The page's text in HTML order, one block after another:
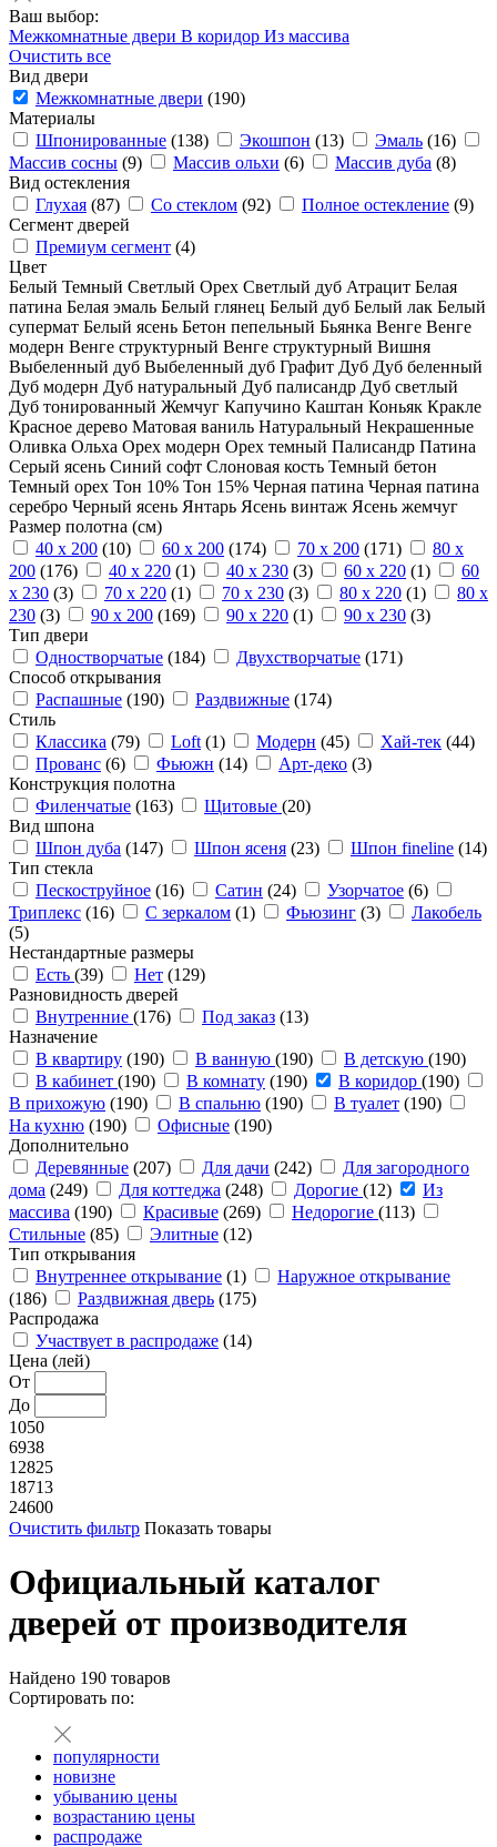
Ваш выбор:
Межкомнатные двери В коридор Из массива
Очистить все
Вид двери
Межкомнатные двери (190)
Материалы
Шпонированные (138) Экошпон (13) Эмаль (16)
Массив сосны (9) Массив ольхи (6) Массив дуба (8)
Вид остекления
Глухая (87) Со стеклом (92) Полное остекление (9)
Сегмент дверей
Премиум сегмент (4)
Цвет
Белый Темный Светлый Орех Светлый дуб Атрацит Белая
патина Белая эмаль Белый глянец Белый дуб Белый лак Белый
супермат Белый ясень Бетон пепельный Бьянка Венге Венге
модерн Венге структурный Венге структурный Вишня
Выбеленный дуб Выбеленный дуб Графит Дуб Дуб беленный
Дуб модерн Дуб натуральный Дуб палисандр Дуб светлый
Дуб тонированный Жемчуг Капучино Каштан Коньяк Кракле
Красное дерево Матовая ваниль Натуральный Некрашенные
Оливка Ольха Орех модерн Орех темный Палисандр Патина
Серый ясень Синий софт Слоновая кость Темный бетон
Темный орех Тон 10% Тон 15% Черная патина Черная патина
серебро Черный ясень Янтарь Ясень винтаж Ясень жемчуг
Размер полотна (см)
40 x 200 (10) 60 x 200 (174) 70 x 200 (171)
80 x
200 (176) 40 x 220 (1) 40 x 230 (3) 60 x 220 (1)
60
x 230 (3) 70 x 220 (1) 70 x 230 (3) 80 x 220 (1)
80 x
230 (3) 90 x 200 (169) 90 x 220 (1) 90 x 230 (3)
Тип двери
Одностворчатые (184) Двухстворчатые (171)
Способ открывания
Распашные (190) Раздвижные (174)
Стиль
Классика (79) Loft (1) Модерн (45) Хай-тек (44)
Прованс (6) Фьюжн (14) Арт-деко (3)
Конструкция полотна
Филенчатые (163) Щитовые (20)
Вид шпона
Шпон дуба (147) Шпон ясеня (23) Шпон fineline (14)
Тип стекла
Пескоструйное (16) Сатин (24) Узорчатое (6)
Триплекс (16) С зеркалом (1) Фьюзинг (3)
Лакобель
(5)
Нестандартные размеры
Есть (39) Нет (129)
Разновидность дверей
Внутренние (176) Под заказ (13)
Назначение
В квартиру (190) В ванную (190) В детскую (190)
В кабинет (190) В комнату (190) В коридор (190)
В прихожую (190) В спальню (190) В туалет (190)
На кухню (190) Офисные (190)
Дополнительно
Деревянные (207) Для дачи (242)
Для загородного
дома (249) Для коттеджа (248) Дорогие (12)
Из
массива (190) Красивые (269) Недорогие (113)
Стильные (85) Элитные (12)
Тип открывания
Внутреннее открывание (1)
Наружное открывание
(186)
Раздвижная дверь (175)
Распродажа
Участвует в распродаже (14)
Цена (лей)
От
До
1050
6938
12825
18713
24600
Очистить фильтр Показать товары
Официальный каталог
дверей от производителя
Найдено 190 товаров
Сортировать по:
популярности
новизне
убыванию цены
возрастанию цены
распродаже